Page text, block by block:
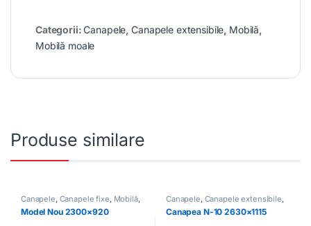
Categorii:Canapele,Canapele extensibile, Mobilă,
Mobilă moale
Produse similare
Canapele, Canapele fixe, Mobilă,
Mobilă moale
Model Nou 2300×920
Canapele, Canapele extensibile,
Mobilă Mobilă moale
Canapea N-10 2630×1115